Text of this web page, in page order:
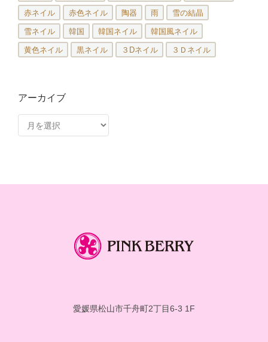
赤ネイル 赤色ネイル 陶器 雨 雪の結晶
雪ネイル 韓国 韓国ネイル 韓国風ネイル
黄色ネイル 黒ネイル ３Dネイル ３Ｄネイル
アーカイブ
ー
愛媛県松山市千舟町2丁目6-3 1F